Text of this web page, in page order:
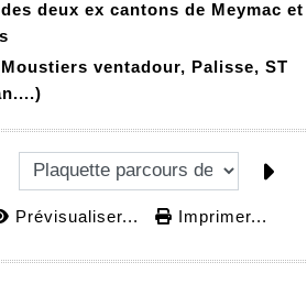
deux ex cantons de Meymac et
ventadour, Palisse, ST
Prévisualiser... Imprimer...